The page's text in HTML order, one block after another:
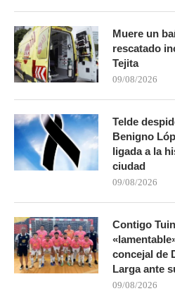
Muere un
rescatado
Tejita
09/08/2026
Telde
Benigno
ligada a la
ciudad
09/08/2026
Contigo
concejal de
Larga ante
09/08/2026